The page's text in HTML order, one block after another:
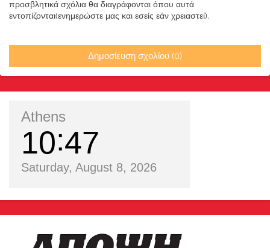
προσβλητικά σχόλια θα διαγράφονται όπου αυτά
εντοπίζονται(ενημερώστε μας και εσείς εάν χρειαστεί).
Δημοσίευση σχολίου (0)
Athens
10 47
Saturday, August 8, 2026